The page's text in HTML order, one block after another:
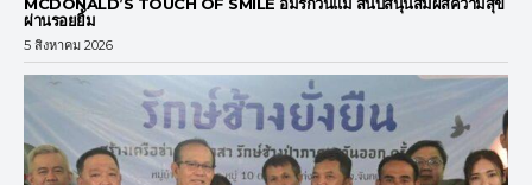
ผ่านรอยยิ้ม
5 สิงหาคม 2026